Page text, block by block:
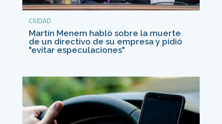
CIUDAD
Martín Menem habló sobre la muerte
de un directivo de su empresa y pidió
"evitar especulaciones"